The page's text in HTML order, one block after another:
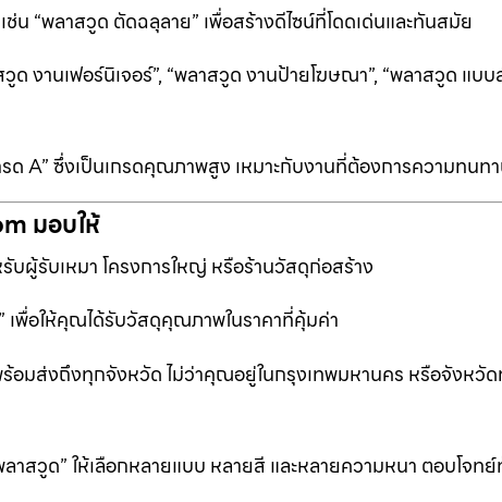
น “พลาสวูด ตัดฉลุลาย” เพื่อสร้างดีไซน์ที่โดดเด่นและทันสมัย
ด งานเฟอร์นิเจอร์”, “พลาสวูด งานป้ายโฆษณา”, “พลาสวูด แบ
รด A” ซึ่งเป็นเกรดคุณภาพสูง เหมาะกับงานที่ต้องการความทนท
มอบให้
ผู้รับเหมา โครงการใหญ่ หรือร้านวัสดุก่อสร้าง
เพื่อให้คุณได้รับวัสดุคุณภาพในราคาที่คุ้มค่า
อมส่งถึงทุกจังหวัด ไม่ว่าคุณอยู่ในกรุงเทพมหานคร หรือจังหวั
สวูด” ให้เลือกหลายแบบ หลายสี และหลายความหนา ตอบโจท